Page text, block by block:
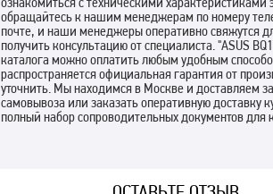
обращайтесь к нашим менеджерам по номеру
почте, и наши менеджеры оперативно свяжутся
получить консультацию от специалиста. "ASUS
каталога можно оплатить любым удобным
распространяется официальная гарантия от
уточнить. Мы находимся в Москве и доставляем
самовывоза или заказать оперативную
полный набор сопроводительных документов для